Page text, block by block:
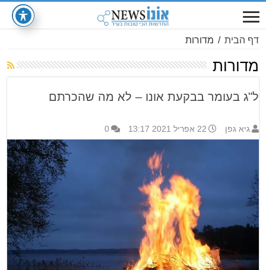
דף הבית / מדורות
מדורות
ל"ג בעומר בבקעת אונו – לא מה שהכרתם
גיא גפן 22 אפריל 2021 13:17 0